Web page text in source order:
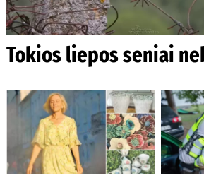
Tokios liepos seniai